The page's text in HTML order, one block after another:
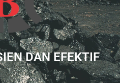
DAN EFEKTIF